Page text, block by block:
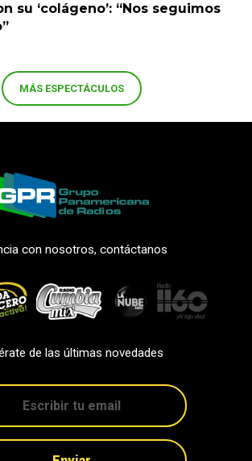
su ‘colágeno’: “Nos seguimos
MÁS ESPECTÁCULOS
con nosotros, contáctanos
de las últimas novedades